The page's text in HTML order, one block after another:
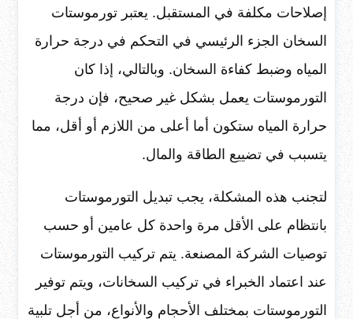
إصلاحات مكلفة في المستقبل. يعتبر تورموستات
السخان الجزء الرئيسي في التحكم في درجة حرارة
المياه وضبط كفاءة السخان. وبالتالي، إذا كان
التورموستات يعمل بشكل غير صحيح، فإن درجة
حرارة المياه ستكون أما أعلى من اللازم أو أقل، مما
يتسبب في تضييع الطاقة والمال.
لتجنب هذه المشكلة، يجب تبديل التورموستات
بانتظام على الأقل مرة واحدة كل عامين أو حسب
توصيات الشركة المصنعة. يتم تركيب التورموستات
عند اعتماد الخبراء في تركيب السخانات، ويتم توفير
التورموستات بمختلف الأحجام والأنواع، من أجل تلبية